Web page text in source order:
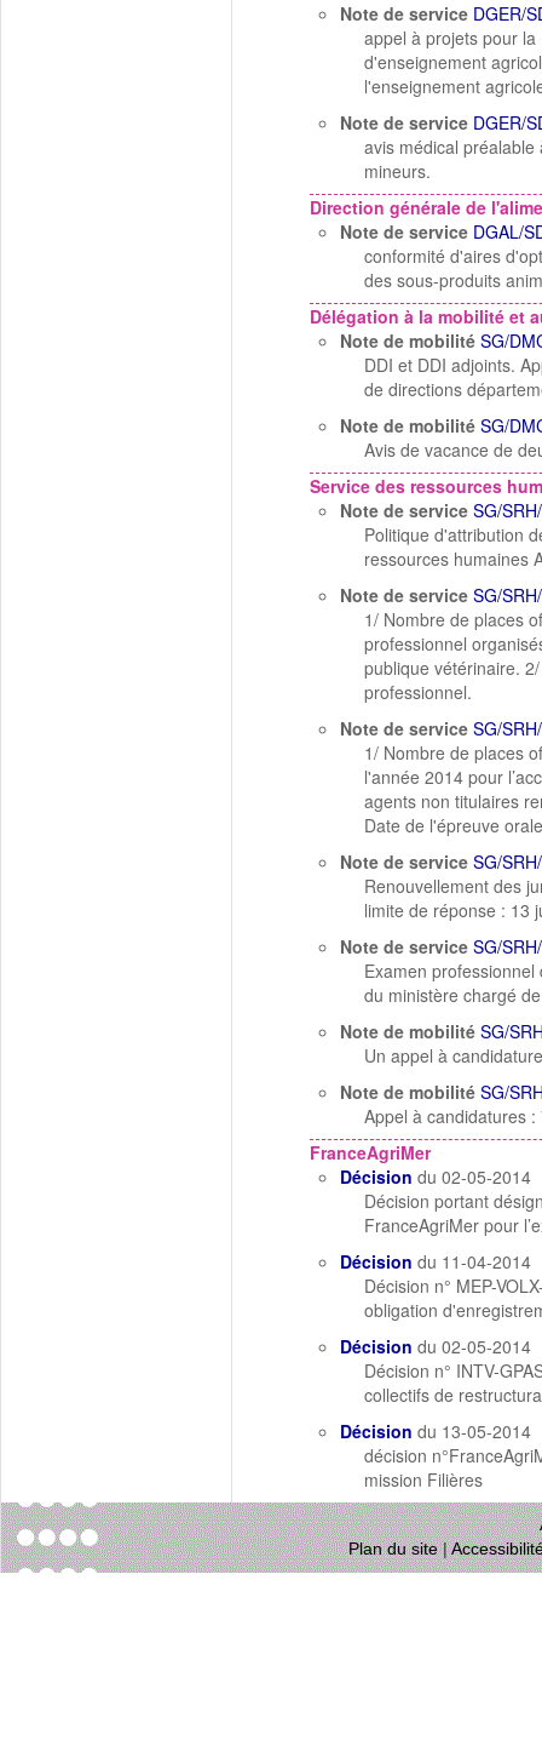
Note de service DGER/
appel à projets pour la
d'enseignement
l'enseignement
Note de service DGER/
avis médical
mineurs.
Direction générale de
Note de service DGAL/
conformité d'aires
des sous-produits
Délégation à la mobilité et
Note de mobilité SG/
DDI et DDI adjoints.
de directions
Note de mobilité SG/
Avis de vacance de
Service des ressources
Note de service SG/
Politique d'attribution
ressources humaines
Note de service SG/
1/ Nombre de places
professionnel
publique vétérinaire.
professionnel.
Note de service SG/
1/ Nombre de places
l'année 2014 pour
agents non titulaires
Date de l'épreuve
Note de service SG/
Renouvellement des
limite de réponse : 13
Note de service SG/
Examen professionnel
du ministère chargé
Note de mobilité SG/
Un appel à
Note de mobilité SG/
Appel à candidatures
FranceAgriMer
Décision du 02-05-2014
Décision portant
FranceAgriMer pour
Décision du 11-04-2014
Décision n° MEP-
obligation
Décision du 02-05-2014
Décision n° INTV-
collectifs de
Décision du 13-05-2014
décision
mission Filières
Plan du site|